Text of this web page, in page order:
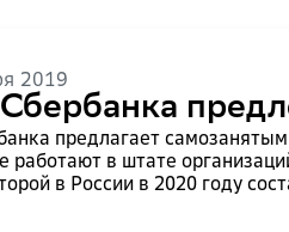
2019
предлагает
работают в штате
в России в 2020 году